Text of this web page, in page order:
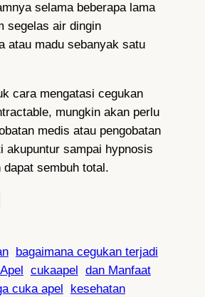
selama beberapa lama
segelas air dingin
atau madu sebanyak satu
cara mengatasi cegukan
mungkin akan perlu
medis atau pengobatan
akupuntur sampai hypnosis
dapat sembuh total.
bagaimana cegukan terjadi
cukaapel
dan Manfaat
cuka apel
kesehatan